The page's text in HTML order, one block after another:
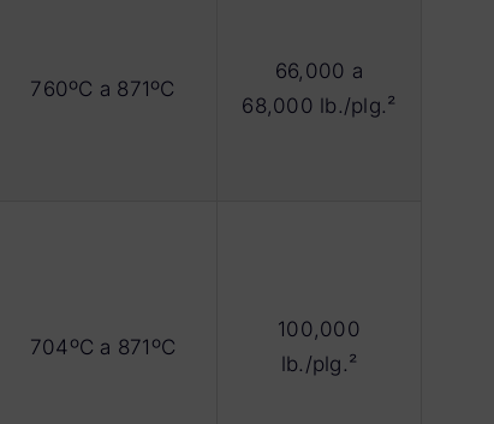
760ºC a 871ºC
66,000 a
68,000 lb./plg.²
704ºC a 871ºC
100,000
lb./plg.²